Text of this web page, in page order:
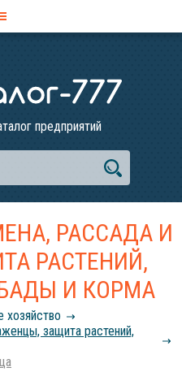
предприятий
РАССАДА И
РАСТЕНИЙ,
И КОРМА
хозяйство
защита растений,